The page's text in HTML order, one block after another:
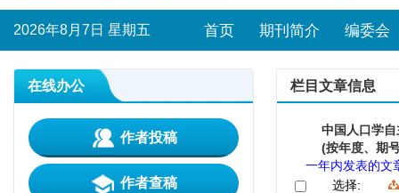
2026年8月7日 星期五 首页 期刊简介 编委会
在线办公
作者投稿
作者查稿
栏目文章信息
中国人口学
(按年度、期
一年内发表的文
选择: